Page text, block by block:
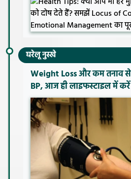
घरेलू नुस्खे
Weight Loss और कम तनाव से
BP, आज ही लाइफस्टाइल में